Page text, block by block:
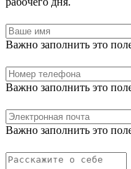
Важно заполнить это
Важно заполнить это
Важно заполнить это